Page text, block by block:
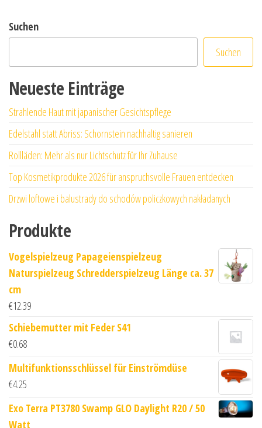
Suchen
Suchen
Neueste Einträge
Strahlende Haut mit japanischer Gesichtspflege
Edelstahl statt Abriss: Schornstein nachhaltig sanieren
Rollläden: Mehr als nur Lichtschutz für Ihr Zuhause
Top Kosmetikprodukte 2026 für anspruchsvolle Frauen entdecken
Drzwi loftowe i balustrady do schodów policzkowych nakładanych
Produkte
Vogelspielzeug Papageienspielzeug
Naturspielzeug Schredderspielzeug Länge ca. 37
cm
€12.39
Schiebemutter mit Feder S41
€0.68
Multifunktionsschlüssel für Einströmdüse
€4.25
Exo Terra PT3780 Swamp GLO Daylight R20 / 50
Watt